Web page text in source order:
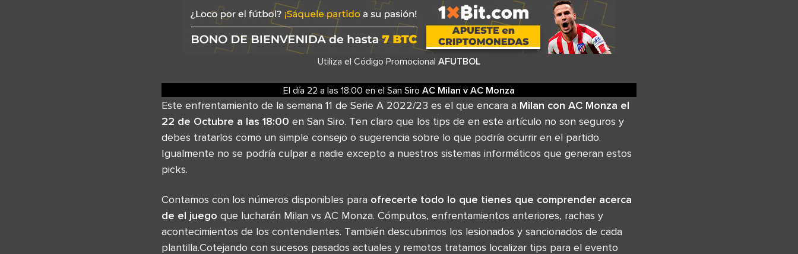
Utiliza el Código Promocional AFUTBOL
El día 22 a las 18:00 en el San Siro AC Milan v AC Monza
Este enfrentamiento de la semana 11 de Serie A 2022/23 es el que encara a Milan con AC Monza el
22 de Octubre a las 18:00 en San Siro. Ten claro que los tips de en este artículo no son seguros y
debes tratarlos como un simple consejo o sugerencia sobre lo que podría ocurrir en el partido.
Igualmente no se podría culpar a nadie excepto a nuestros sistemas informáticos que generan estos
picks.
Contamos con los números disponibles para ofrecerte todo lo que tienes que comprender acerca
de el juego que lucharán Milan vs AC Monza. Cómputos, enfrentamientos anteriores, rachas y
acontecimientos de los contendientes. También descubrimos los lesionados y sancionados de cada
plantilla.Cotejando con sucesos pasados actuales y remotos tratamos localizar tips para el evento